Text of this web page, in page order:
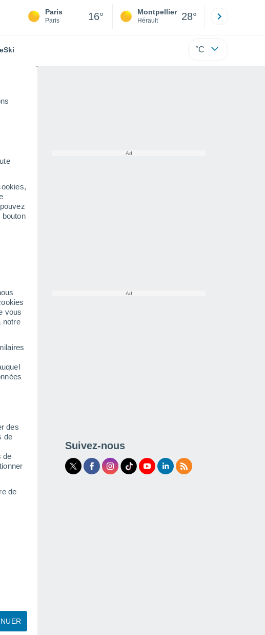
bouton
vous
notre
des
de
de
de
Paris
Paris 16° Montpellier
Hérault 28°
Ski °C
Suivez-nous